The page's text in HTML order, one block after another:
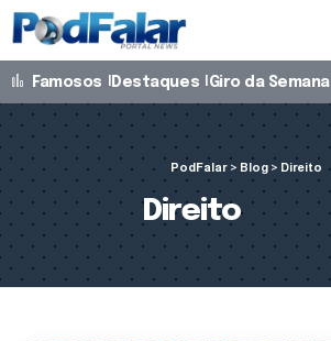
Famosos Destaques Giro da Semana
PodFalar > Blog > Direito
Direito